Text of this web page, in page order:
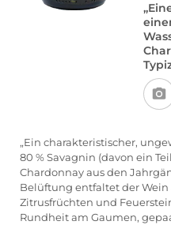
„Ein charakteristischer,
80 % Savagnin (davon ein
Chardonnay aus den
Belüftung entfaltet der Wein
Zitrusfrüchten und
Rundheit am Gaumen,